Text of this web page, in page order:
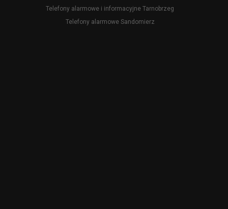
Telefony alarmowe i informacyjne Tarnobrzeg
Telefony alarmowe Sandomierz